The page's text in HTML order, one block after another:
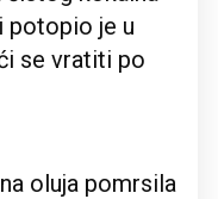
potopio je u
se vratiti po
oluja pomrsila